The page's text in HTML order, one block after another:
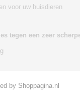
voor uw huisdieren
tegen een zeer
by Shoppagina.nl